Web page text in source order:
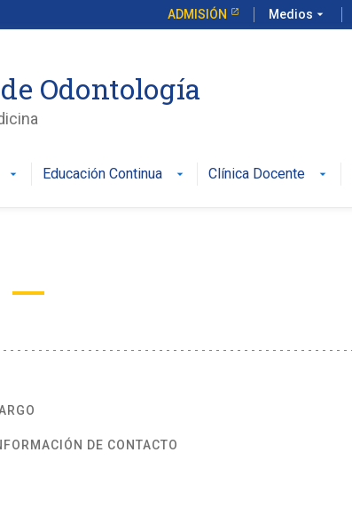
ADMISIÓN Medios arrow_drop_down
Odontología
Educación Continua Clínica Docente
DE CONTACTO